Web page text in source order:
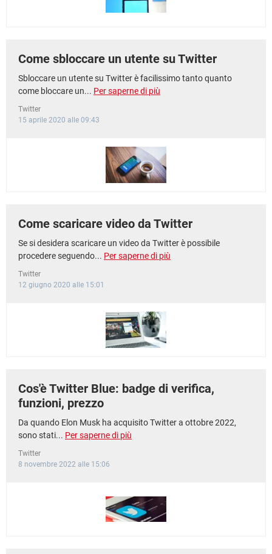
Come sbloccare un utente su Twitter
Sbloccare un utente su Twitter è facilissimo tanto quanto
come bloccare un... Per saperne di più
Twitter
15 aprile 2020 alle 09:43
Come scaricare video da Twitter
Se si desidera scaricare un video da Twitter è possibile
procedere seguendo... Per saperne di più
Twitter
12 giugno 2020 alle 15:01
Cos'è Twitter Blue: badge di verifica,
funzioni, prezzo
Da quando Elon Musk ha acquisito Twitter a ottobre 2022,
sono stati... Per saperne di più
Twitter
8 novembre 2022 alle 15:06